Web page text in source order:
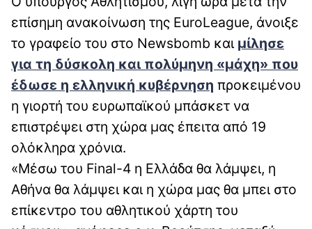
επίσημη ανακοίνωση της EuroLeague, άνοιξε
το γραφείο του στο Newsbomb και μίλησε
για τη δύσκολη και πολύμηνη «μάχη» που
έδωσε η ελληνική κυβέρνηση προκειμένου
η γιορτή του ευρωπαϊκού μπάσκετ να
επιστρέψει στη χώρα μας έπειτα από 19
ολόκληρα χρόνια.
«Μέσω του Final-4 η Ελλάδα θα λάμψει, η
Αθήνα θα λάμψει και η χώρα μας θα μπει στο
επίκεντρο του αθλητικού χάρτη του